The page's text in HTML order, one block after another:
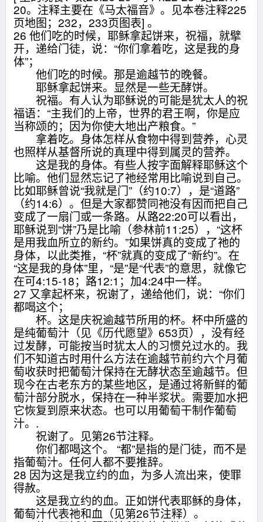
20。注释主要在《马太福音》。见本卷注释225
页地图；232，233页图表] 。
26 他们吃的时候，耶稣拿起饼来，祝福，就擘
开，递给门徒，说：“你们拿着吃，这是我的身
体”；
他们吃的时候。那是逾越节的晚餐。
耶稣拿起饼来。显然是一些无酵饼。
祝福。有人认为耶稣说的可能是犹太人的祝
福语：“主我们的上帝，世界的君王啊，你是应
当称颂的；因为你使大地出产粮食。”
拿着吃。身体怎样从食物中得到营养，心灵
也照样从基督所说的真理中得到属灵的营养。
这是我的身体。有些人按字面解释耶稣这个
比喻。他们显然忘记了祂经常用比喻说到自己。
比如耶稣曾说“我就是门”（约10:7），是“道路”
（约14:6）。但是大家都赞同祂没有因而把自己
变成了一扇门或一条路。从路22:20可以看出，
耶稣说到“饼”乃是比喻（参林前11:25），“这杯
是用我血所立的新约。”如果饼真的变成了祂的
身体，以此类推，“杯”就真的变成了“新约”。在
“这是我的身体”里，“是”是“代表”的意思，就像它
在可4:15-18；路12:1；加4:24中一样。
27 又拿起杯来，祝谢了，递给他们，说：“你们
都喝这个；
杯。这是庆祝逾越节所用的杯。杯中所盛的
是纯葡萄汁（见《历代愿望》653页），没有经
过发酵，可能按当时犹太人的习惯兑过水的。我
们不知道古时用什么方法在逾越节前约六个月葡
萄收获时把葡萄汁保持在无酵状态至逾越节。但
现今在古老东方的某些地区，是通过将新鲜的葡
萄汁部分脱水，保持在一种半浆状。需要加水把
它恢复到原来状态。也可以用葡萄干制作葡萄
汁。.
祝谢了。见第26节注释。
你们都喝这个。 “都”是指的是门徒，而不是
指葡萄汁。任何人都不要推辞。
28 因为这是我立约的血，为多人流出来，使罪
得赦。
这是我立约的血。正如饼代表耶稣的身体，
葡萄汁代表祂和血（见第26节注释）。